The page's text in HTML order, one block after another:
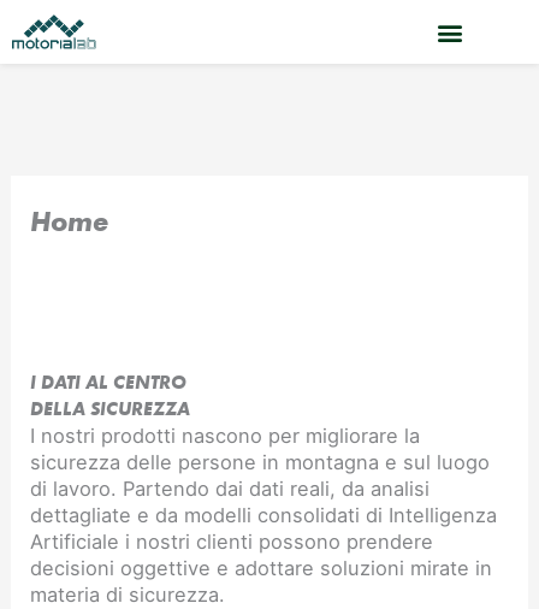
al
contenuto
Home
I DATI AL CENTRO
DELLA SICUREZZA
I nostri prodotti nascono per migliorare la
sicurezza delle persone in montagna e sul luogo
di lavoro. Partendo dai dati reali, da analisi
dettagliate e da modelli consolidati di Intelligenza
Artificiale i nostri clienti possono prendere
decisioni oggettive e adottare soluzioni mirate in
materia di sicurezza.